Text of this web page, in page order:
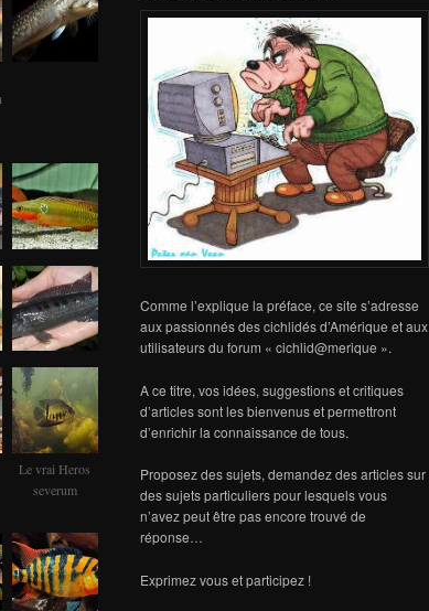
Le vrai Heros
severum
Comme l’explique la préface, ce site s’adresse
aux passionnés des cichlidés d’Amérique et aux
utilisateurs du forum « cichlid@merique ».
A ce titre, vos idées, suggestions et critiques
d’articles sont les bienvenus et permettront
d’enrichir la connaissance de tous.
Proposez des sujets, demandez des articles sur
des sujets particuliers pour lesquels vous
n’avez peut être pas encore trouvé de
réponse…
Exprimez vous et participez !